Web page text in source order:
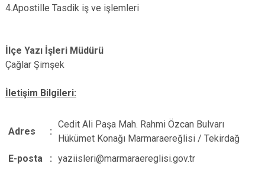
4.Apostille Tasdik iş ve işlemleri
İlçe Yazı İşleri Müdürü
Çağlar Şimşek
İletişim Bilgileri:
Adres :
Cedit Ali Paşa Mah. Rahmi Özcan Bulvarı
Hükümet Konağı Marmaraereğlisi / Tekirdağ
E-posta
: yaziisleri@marmaraereglisi.gov.tr